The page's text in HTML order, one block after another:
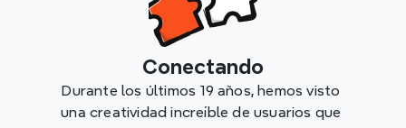
Conectando
Durante los últimos 19 años, hemos visto
una creatividad increíble de usuarios que